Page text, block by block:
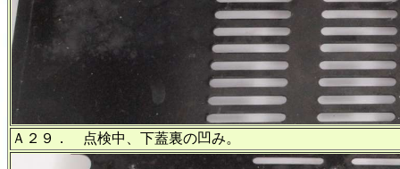
Ａ２９． 点検中、下蓋裏の凹み。